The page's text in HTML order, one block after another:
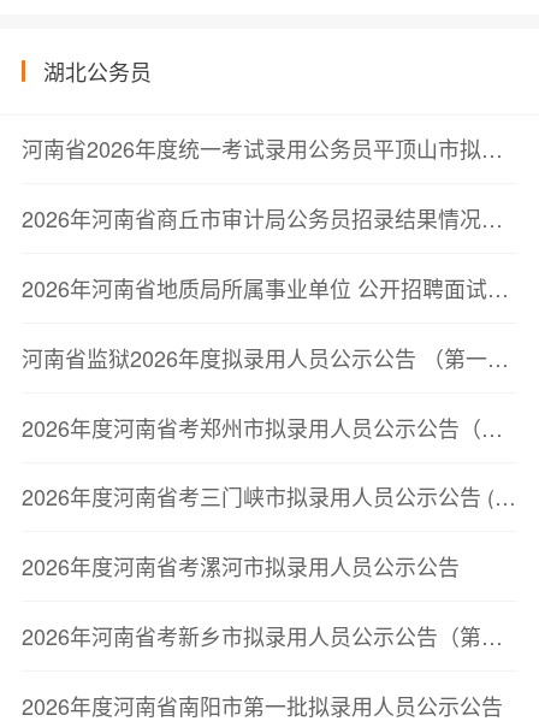
湖北公务员
河南省2026年度统一考试录用公务员平顶山市拟录用人员公示公告
2026年河南省商丘市审计局公务员招录结果情况公示
2026年河南省地质局所属事业单位 公开招聘面试资格确认公告
河南省监狱2026年度拟录用人员公示公告 （第一批）
2026年度河南省考郑州市拟录用人员公示公告（第二批）
2026年度河南省考三门峡市拟录用人员公示公告 (第一批)
2026年度河南省考漯河市拟录用人员公示公告
2026年河南省考新乡市拟录用人员公示公告（第一批）
2026年度河南省南阳市第一批拟录用人员公示公告